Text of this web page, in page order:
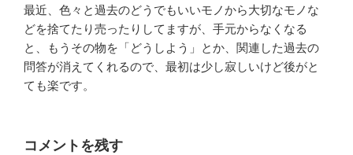
最近、色々と過去のどうでもいいモノから大切なモノな
どを捨てたり売ったりしてますが、手元からなくなる
と、もうその物を「どうしよう」とか、関連した過去の
問答が消えてくれるので、最初は少し寂しいけど後がと
ても楽です。
コメントを残す